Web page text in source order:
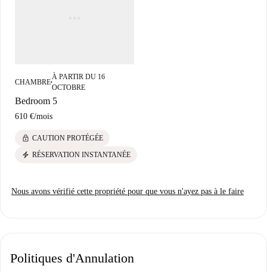
CHAMBRE■
À PARTIR DU 16
OCTOBRE
Bedroom 5
610 €/mois
lock CAUTION PROTÉGÉE
electric_bolt RÉSERVATION INSTANTANÉE
Nous avons vérifié cette propriété pour que vous n'ayez pas à le faire
Politiques d'Annulation